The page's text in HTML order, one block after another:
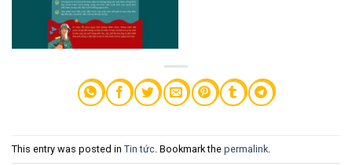
This entry was posted in Tin tức . Bookmark the permalink